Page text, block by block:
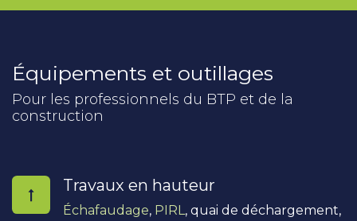
Équipements et outillages
Pour les professionnels du BTP et de la
construction
Travaux en hauteur
Échafaudage, PIRL, quai de déchargement,